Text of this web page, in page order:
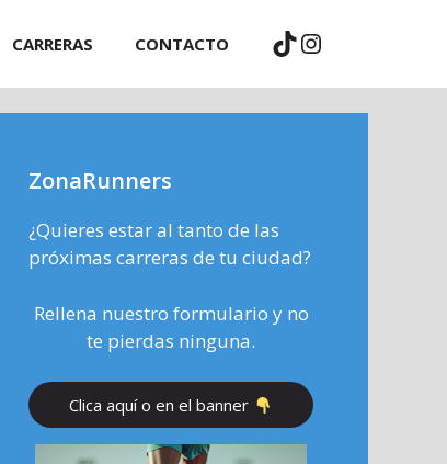
CARRERAS CONTACTO TikTok
Instagram
ZonaRunners
¿Quieres estar al tanto de las
próximas carreras de tu ciudad?
Rellena nuestro formulario y no
te pierdas ninguna.
Clica aquí o en el banner